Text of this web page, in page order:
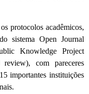
protocolos acadêmicos,
sistema Open Journal
Knowledge Project
com pareceres
importantes instituições